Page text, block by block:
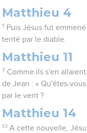
Matthieu 4
1 Puis Jésus fut
tenté par le diable.
Matthieu 11
7 Comme ils s'en
de Jean : « Qu'êtes-
par le vent ?
Matthieu 14
13 A cette nouvelle,